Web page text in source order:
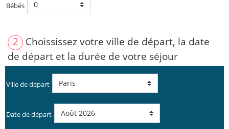
Bébés
2 Choississez votre ville de départ, la date
de départ et la durée de votre séjour
Ville de départ
Date de départ